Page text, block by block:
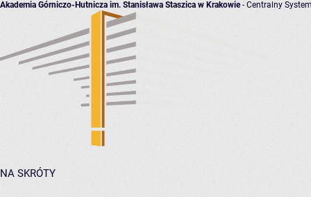
Akademia Górniczo-Hutnicza im. Stanisława Staszica w Krakowie- Centralny
NA SKRÓTY